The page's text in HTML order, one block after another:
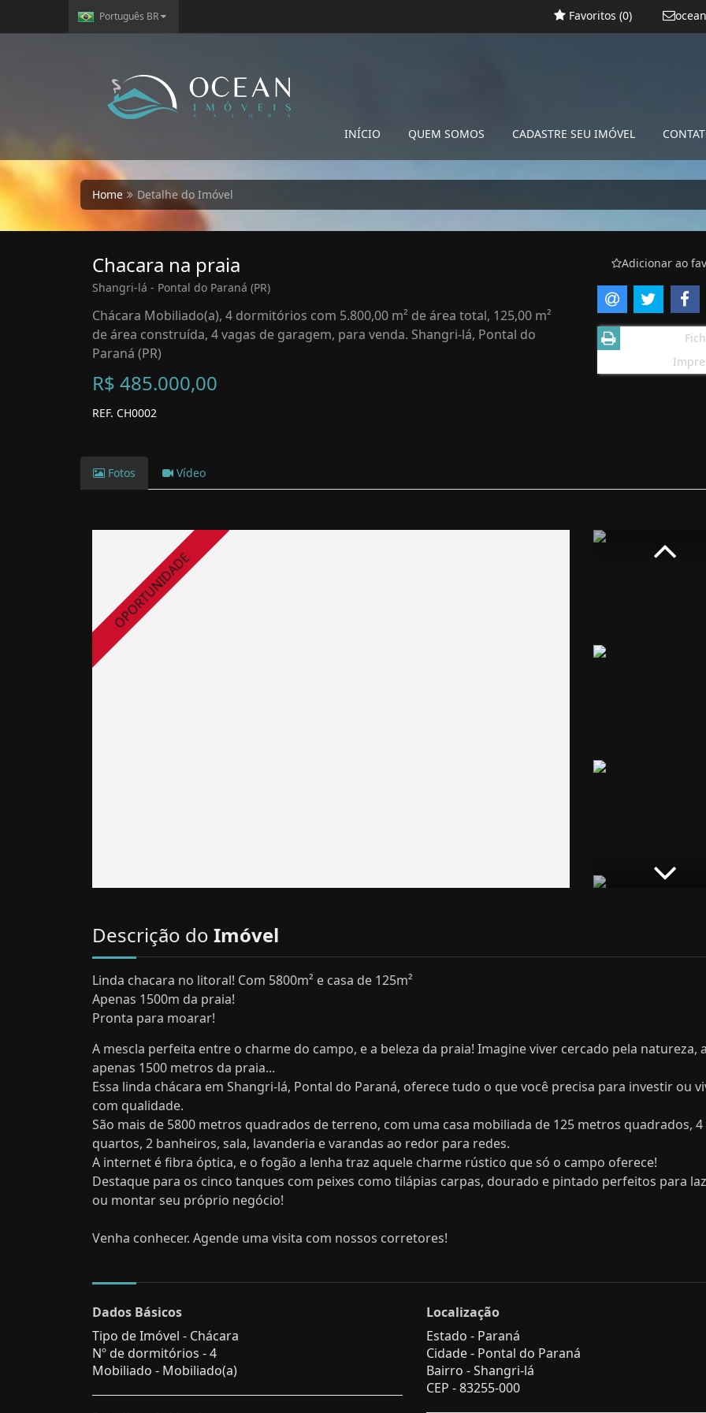
Português BR Favoritos (0)
INÍCIO QUEM SOMOS CADASTRE SEU IMÓVEL
Home Detalhe do Imóvel
Chacara na praia
Shangri-lá - Pontal do Paraná (PR)
Chácara Mobiliado(a), 4 dormitórios com 5.800,00 m² de área total, 125,00 m²
de área construída, 4 vagas de garagem, para venda. Shangri-lá, Pontal do
Paraná (PR)
R$ 485.000,00
REF. CH0002
Adicionar ao
Fotos Vídeo
Descrição do Imóvel
Linda chacara no litoral! Com 5800m² e casa de 125m²
Apenas 1500m da praia!
Pronta para moarar!
A mescla perfeita entre o charme do campo, e a beleza da praia! Imagine viver cercado pela natureza, a
apenas 1500 metros da praia...
Essa linda chácara em Shangri-lá, Pontal do Paraná, oferece tudo o que você precisa para investir ou
com qualidade.
São mais de 5800 metros quadrados de terreno, com uma casa mobiliada de 125 metros quadrados, 4
quartos, 2 banheiros, sala, lavanderia e varandas ao redor para redes.
A internet é fibra óptica, e o fogão a lenha traz aquele charme rústico que só o campo oferece!
Destaque para os cinco tanques com peixes como tilápias carpas, dourado e pintado perfeitos para
ou montar seu próprio negócio!
Venha conhecer. Agende uma visita com nossos corretores!
Dados Básicos
Tipo de Imóvel - Chácara
Nº de dormitórios - 4
Mobiliado - Mobiliado(a)
Localização
Estado - Paraná
Cidade - Pontal do Paraná
Bairro -Shangri-lá
CEP -83255-000